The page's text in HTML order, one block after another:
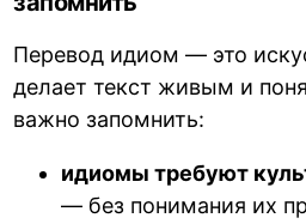
Перевод идиом — это
делает текст живым и
важно запомнить:
идиомы требуют
— без понимания их